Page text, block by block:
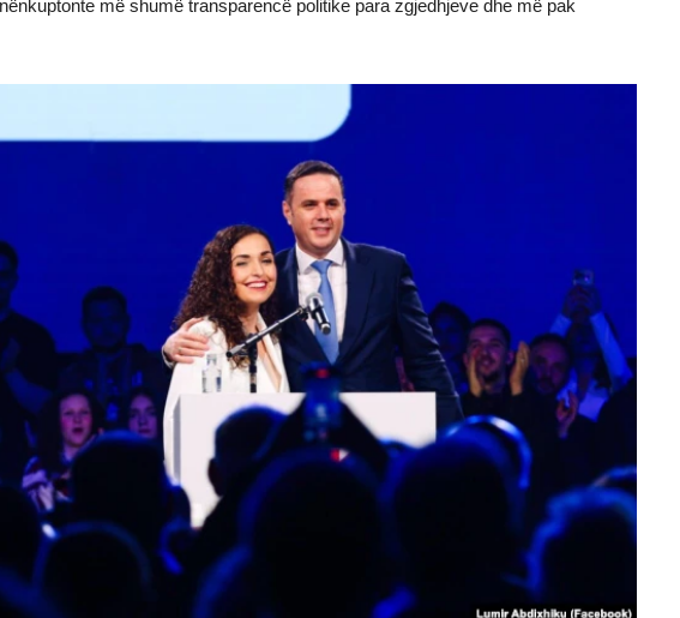
më shumë transparencë politike para zgjedhjeve dhe më pak